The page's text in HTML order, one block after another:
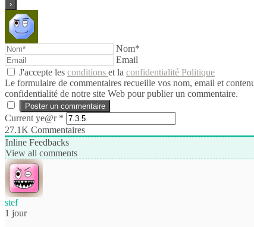
Nom*
Email
J'accepte les conditions et la confidentialité Politique
Le formulaire de commentaires recueille vos nom, email et
confidentialité de notre site Web pour publier un commentaire.
Current ye@r *
27.1K Commentaires
Inline Feedbacks
View all comments
stef
1 jour